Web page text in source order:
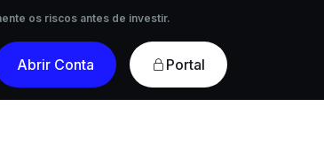
os riscos antes de investir.
os riscos antes de investir.
Abrir Conta Portal